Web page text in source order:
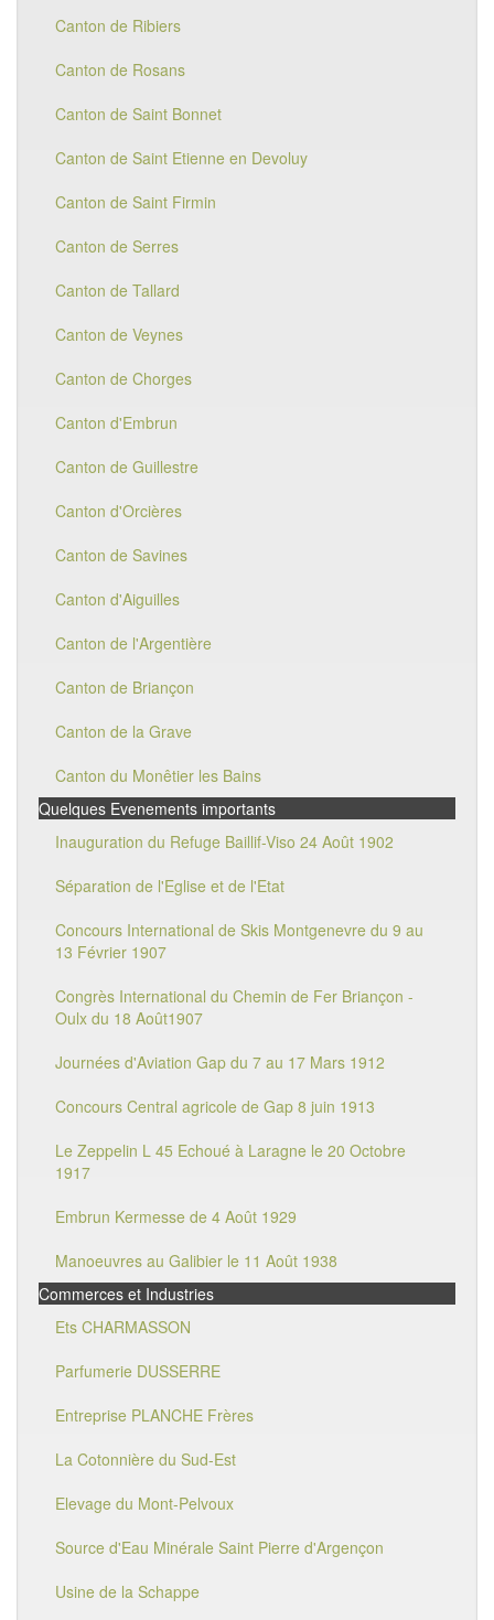
Canton de Ribiers
Canton de Rosans
Canton de Saint Bonnet
Canton de Saint Etienne en Devoluy
Canton de Saint Firmin
Canton de Serres
Canton de Tallard
Canton de Veynes
Canton de Chorges
Canton d'Embrun
Canton de Guillestre
Canton d'Orcières
Canton de Savines
Canton d'Aiguilles
Canton de l'Argentière
Canton de Briançon
Canton de la Grave
Canton du Monêtier les Bains
Quelques Evenements importants
Inauguration du Refuge Baillif-Viso 24 Août 1902
Séparation de l'Eglise et de l'Etat
Concours International de Skis Montgenevre du 9 au
13 Février 1907
Congrès International du Chemin de Fer Briançon -
Oulx du 18 Août1907
Journées d'Aviation Gap du 7 au 17 Mars 1912
Concours Central agricole de Gap 8 juin 1913
Le Zeppelin L 45 Echoué à Laragne le 20 Octobre
1917
Embrun Kermesse de 4 Août 1929
Manoeuvres au Galibier le 11 Août 1938
Commerces et Industries
Ets CHARMASSON
Parfumerie DUSSERRE
Entreprise PLANCHE Frères
La Cotonnière du Sud-Est
Elevage du Mont-Pelvoux
Source d'Eau Minérale Saint Pierre d'Argençon
Usine de la Schappe